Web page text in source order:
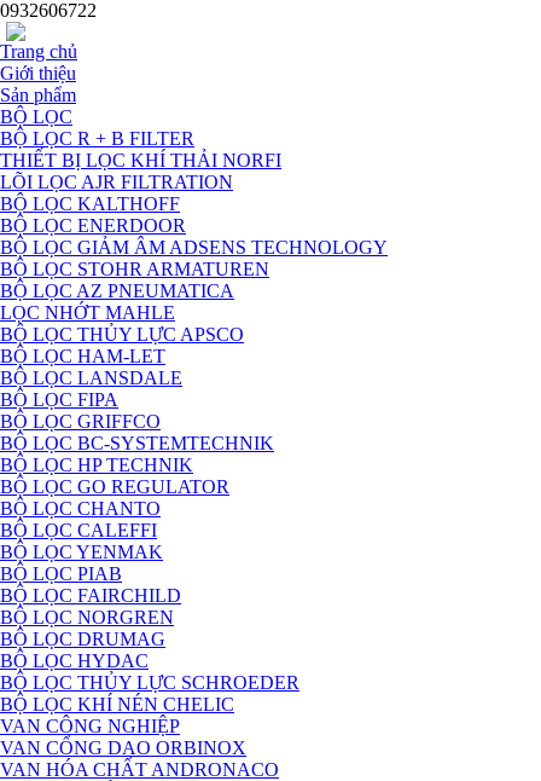
0932606722
Trang chủ
Giới thiệu
Sản phẩm
BỘ LỌC
BỘ LỌC R + B FILTER
THIẾT BỊ LỌC KHÍ THẢI NORFI
LÕI LỌC AJR FILTRATION
BỘ LỌC KALTHOFF
BỘ LỌC ENERDOOR
BỘ LỌC GIẢM ÂM ADSENS TECHNOLOGY
BỘ LỌC STOHR ARMATUREN
BỘ LỌC AZ PNEUMATICA
LỌC NHỚT MAHLE
BỘ LỌC THỦY LỰC APSCO
BỘ LỌC HAM-LET
BỘ LỌC LANSDALE
BỘ LỌC FIPA
BỘ LỌC GRIFFCO
BỘ LỌC BC-SYSTEMTECHNIK
BỘ LỌC HP TECHNIK
BỘ LỌC GO REGULATOR
BỘ LỌC CHANTO
BỘ LỌC CALEFFI
BỘ LỌC YENMAK
BỘ LỌC PIAB
BỘ LỌC FAIRCHILD
BỘ LỌC NORGREN
BỘ LỌC DRUMAG
BỘ LỌC HYDAC
BỘ LỌC THỦY LỰC SCHROEDER
BỘ LỌC KHÍ NÉN CHELIC
VAN CÔNG NGHIỆP
VAN CỔNG DAO ORBINOX
VAN HÓA CHẤT ANDRONACO